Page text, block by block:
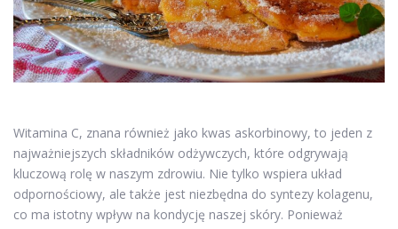
Witamina C, znana również jako kwas askorbinowy, to jeden z
najważniejszych składników odżywczych, które odgrywają
kluczową rolę w naszym zdrowiu. Nie tylko wspiera układ
odpornościowy, ale także jest niezbędna do syntezy kolagenu,
co ma istotny wpływ na kondycję naszej skóry. Ponieważ